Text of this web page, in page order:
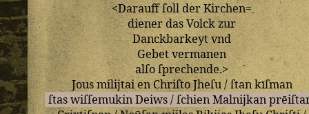
<Darauffſoll derKirchen=
dienerdas Volckzur
Danckbarkeytvnd
Gebet vermanen
alſo ſprechende.>
JousmilijtaienChriſtoJheſu/ſtankīſman
ſtaswiſſemukinDeiws/ſchienMalnijkan